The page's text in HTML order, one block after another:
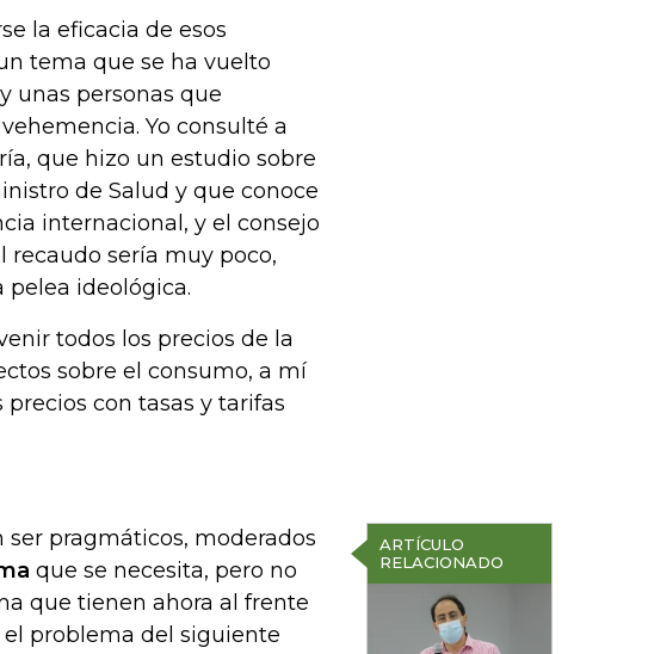
la eficacia de esos
tema que se ha vuelto
unas personas que
Yo consulté a
que hizo un estudio sobre
de Salud y que conoce
internacional, y el consejo
recaudo sería muy poco,
pelea ideológica.
todos los precios de la
sobre el consumo, a mí
con tasas y tarifas
ARTÍCULO
RELACIONADO
pragmáticos, moderados
que se necesita, pero no
que tienen ahora al frente
problema del siguiente